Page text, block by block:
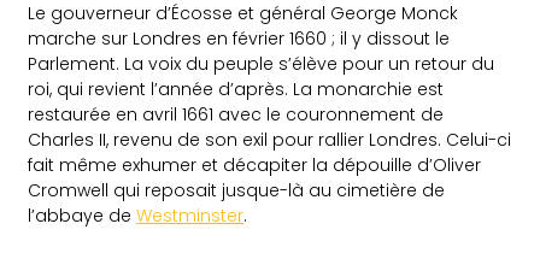
Le gouverneur d’Écosse et général George Monck
marche sur Londres en février 1660 ; il y dissout le
Parlement. La voix du peuple s’élève pour un retour du
roi, qui revient l’année d’après. La monarchie est
restaurée en avril 1661 avec le couronnement de
Charles II, revenu de son exil pour rallier Londres. Celui-ci
fait même exhumer et décapiter la dépouille d’Oliver
Cromwell qui reposait jusque-là au cimetière de
l’abbaye deWestminster.